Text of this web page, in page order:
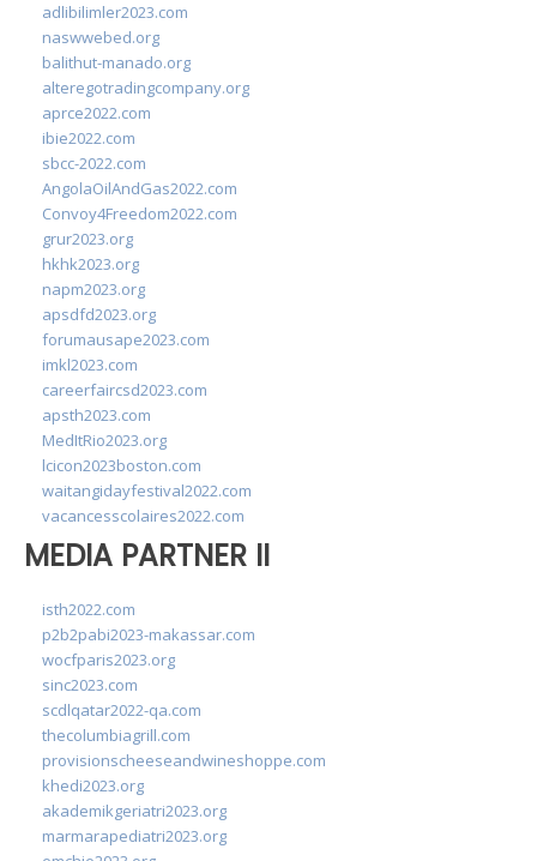
adlibilimler2023.com
naswwebed.org
balithut-manado.org
alteregotradingcompany.org
aprce2022.com
ibie2022.com
sbcc-2022.com
AngolaOilAndGas2022.com
Convoy4Freedom2022.com
grur2023.org
hkhk2023.org
napm2023.org
apsdfd2023.org
forumausape2023.com
imkl2023.com
careerfaircsd2023.com
apsth2023.com
MedItRio2023.org
lcicon2023boston.com
waitangidayfestival2022.com
vacancesscolaires2022.com
MEDIA PARTNER II
isth2022.com
p2b2pabi2023-makassar.com
wocfparis2023.org
sinc2023.com
scdlqatar2022-qa.com
thecolumbiagrill.com
provisionscheeseandwineshoppe.com
khedi2023.org
akademikgeriatri2023.org
marmarapediatri2023.org